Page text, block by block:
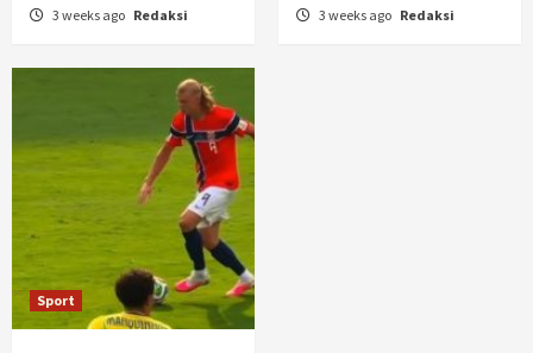
3 weeks ago Redaksi 3 weeks ago Redaksi
Sport